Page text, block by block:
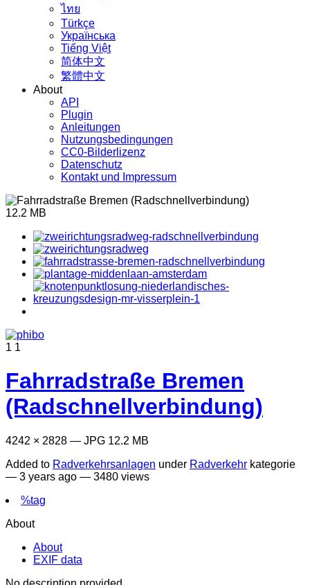
ไทย
Türkçe
Українська
Tiếng Việt
简体中文
繁體中文
About
API
Plugin
Anleitungen
Nutzungsbedingungen
CC0-Bilderlizenz
Datenschutz
Kontakt und Impressum
12.2 MB
1 1
Fahrradstraße Bremen
(Radschnellverbindung)
4242 × 2828 — JPG 12.2 MB
Added to Radverkehrsanlagen under Radverkehr kategorie
— 3 years ago — 3480 views
%tag
About
About
EXIF data